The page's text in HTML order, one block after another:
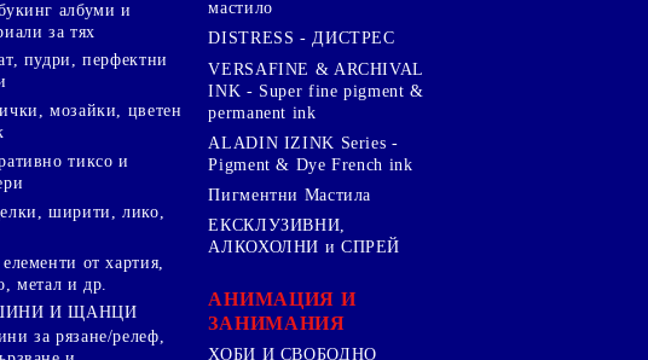
албуми и
за тях
пудри, перфектни
мозайки, цветен
тиксо и
ширити, лико,
от хартия,
метал и др.
И ЩАНЦИ
за рязане/релеф,
мастило
DISTRESS - ДИСТРЕС
VERSAFINE & ARCHIVAL
INK - Super fine pigment &
permanent ink
ALADIN IZINK Series -
Pigment & Dye French ink
Пигментни Мастила
ЕКСКЛУЗИВНИ,
АЛКОХОЛНИ и СПРЕЙ
АНИМАЦИЯ И
ЗАНИМАНИЯ
ХОБИ И СВОБОДНО